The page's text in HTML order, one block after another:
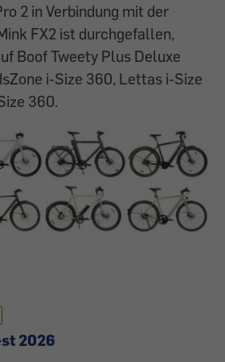
2 in Verbindung mit der
FX2 ist durchgefallen,
Boof Tweety Plus Deluxe
i-Size 360, Lettas i-Size
360.
2026